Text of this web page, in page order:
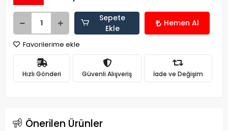
Sepete
Ekle
Hemen Al
Favorilerime ekle
Hızlı Gönderi Güvenli Alışveriş İade ve Değişim
Önerilen Ürünler